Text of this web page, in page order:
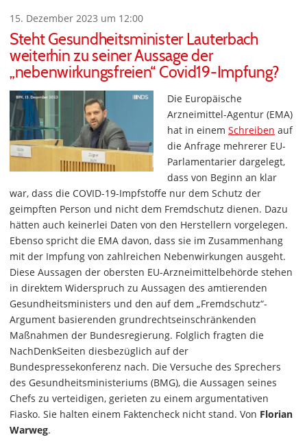
15. Dezember 2023 um 12:00
Steht Gesundheitsminister Lauterbach
weiterhin zu seiner Aussage der
„nebenwirkungsfreien“ Covid19-Impfung?
Die Europäische
Arzneimittel-Agentur (EMA)
hat in einem Schreiben auf
die Anfrage mehrerer EU-
Parlamentarier dargelegt,
dass von Beginn an klar
war, dass die COVID-19-Impfstoffe nur dem Schutz der
geimpften Person und nicht dem Fremdschutz dienen. Dazu
hätten auch keinerlei Daten von den Herstellern vorgelegen.
Ebenso spricht die EMA davon, dass sie im Zusammenhang
mit der Impfung von zahlreichen Nebenwirkungen ausgeht.
Diese Aussagen der obersten EU-Arzneimittelbehörde stehen
in direktem Widerspruch zu Aussagen des amtierenden
Gesundheitsministers und den auf dem „Fremdschutz“-
Argument basierenden grundrechtseinschränkenden
Maßnahmen der Bundesregierung. Folglich fragten die
NachDenkSeiten diesbezüglich auf der
Bundespressekonferenz nach. Die Versuche des Sprechers
des Gesundheitsministeriums (BMG), die Aussagen seines
Chefs zu verteidigen, gerieten zu einem argumentativen
Fiasko. Sie halten einem Faktencheck nicht stand. Von Florian
Warweg.